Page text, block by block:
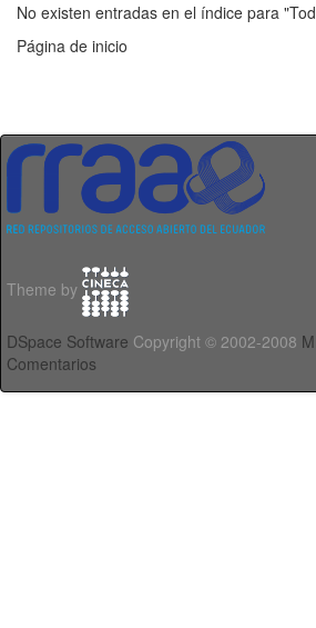
No existen entradas en el índice para
Página de inicio
Theme by
DSpace Software Copyright © 2002-2008
Comentarios